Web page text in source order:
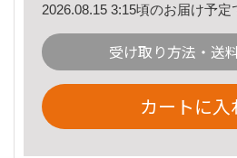
2026.08.15 3:15頃のお届け予定
受け取り方法・送
カートに入